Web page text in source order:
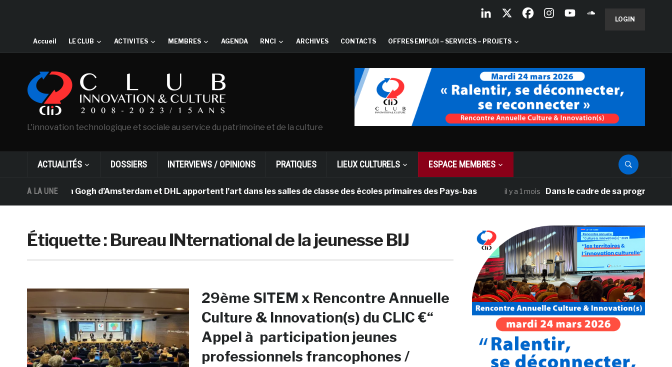
LOGIN
Accueil LE CLUB ACTIVITES MEMBRES AGENDA RNCI ARCHIVES CONTACTS OFFRES EMPLOI – SERVICES – PROJETS
L'innovation technologique et sociale au service du patrimoine et de la culture
ACTUALITÉS DOSSIERS INTERVIEWS / OPINIONS PRATIQUES LIEUX CULTURELS ESPACE MEMBRES
A LA UNE
musée Van Gogh d’Amsterdam et DHL apportent l’art dans les salles de classe des écoles primaires des Pays-bas il y a 1 mois Dans le cadre de sa programmation
Étiquette :Bureau INternational de la jeunesse BIJ
29ème SITEM x Rencontre Annuelle
Culture & Innovation(s) du CLIC €“
Appel à participation jeunes
professionnels francophones /